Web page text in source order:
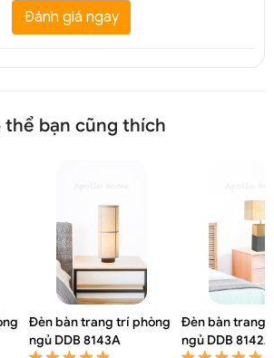
Đánh giá ngay
thể bạn cũng thích
Đèn bàn trang trí phòng
ngủ DDB 8143A
Đèn bàn trang
ngủ DDB 8142A